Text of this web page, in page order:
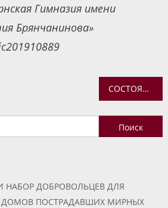
Гимназия имени
Брянчанинова»
СОСТОЯЛОСЬ ЗАСЕДАНИЕ КОМИССИИ МЕЖСОБОРНОГО ПРИСУТСТВИЯ ПО ЦЕРКОВНОМУ ПРАВУ
Найти:
НАБОР ДОБРОВОЛЬЦЕВ ДЛЯ
ДОМОВ ПОСТРАДАВШИХ МИРНЫХ